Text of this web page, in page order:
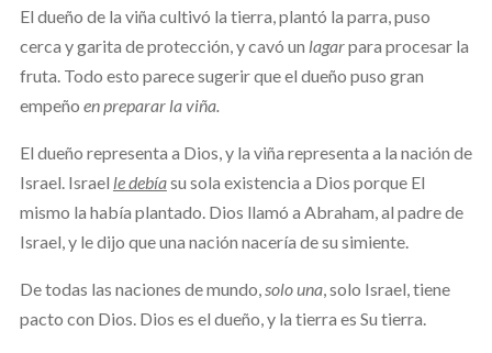
El dueño de la viña cultivó la tierra, plantó la parra, puso
cerca y garita de protección, y cavó un lagarpara procesar la
fruta. Todo esto parece sugerir que el dueño puso gran
empeño en preparar la viña.
El dueño representa a Dios, y la viña representa a la nación de
Israel. Israel le debíasu sola existencia a Dios porque El
mismo la había plantado. Dios llamó a Abraham, al padre de
Israel, y le dijo que una nación nacería de su simiente.
De todas las naciones de mundo,solo una, solo Israel, tiene
pacto con Dios. Dios es el dueño, y la tierra es Su tierra.